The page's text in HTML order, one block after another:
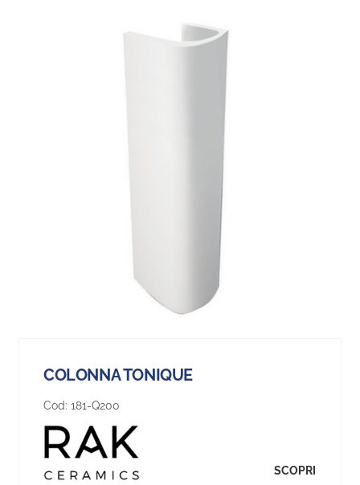
COLONNA TONIQUE
Cod: 181-Q200
SCOPRI